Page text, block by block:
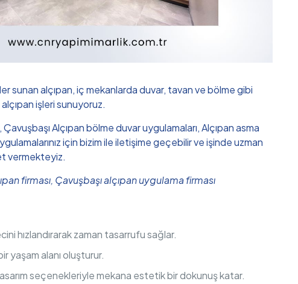
sunan alçıpan, iç mekanlarda duvar, tavan ve bölme gibi
alçıpan işleri sunuyoruz.
Alçıpan bölme duvar uygulamaları, Alçıpan asma
için bizim ile iletişime geçebilir ve işinde uzman
vermekteyiz.
firması, Çavuşbaşı alçıpan uygulama firması
hızlandırarak zaman tasarrufu sağlar.
yaşam alanı oluşturur.
seçenekleriyle mekana estetik bir dokunuş katar.